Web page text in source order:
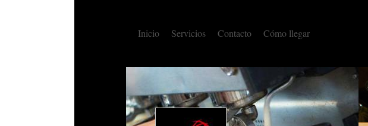
Inicio Servicios Contacto Cómo llegar